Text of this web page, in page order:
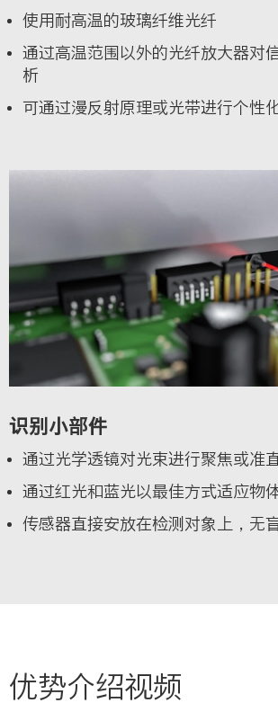
使用耐高温的玻璃纤维光纤
通过高温范围以外的光纤放大器对
析
可通过漫反射原理或光带进行个性
识别小部件
通过光学透镜对光束进行聚焦或准
通过红光和蓝光以最佳方式适应物
传感器直接安放在检测对象上，无
优势介绍视频